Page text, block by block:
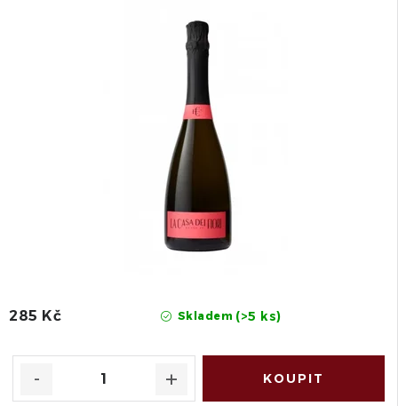
Skladem (>5 ks)
285 Kč